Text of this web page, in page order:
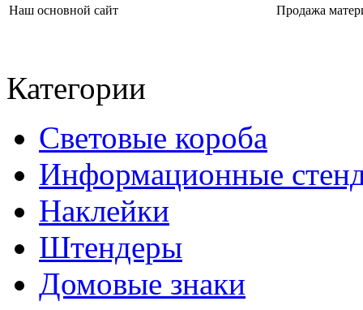
Наш основной сайт Продажа
Категории
Световые короба
Информационные
Наклейки
Штендеры
Домовые знаки